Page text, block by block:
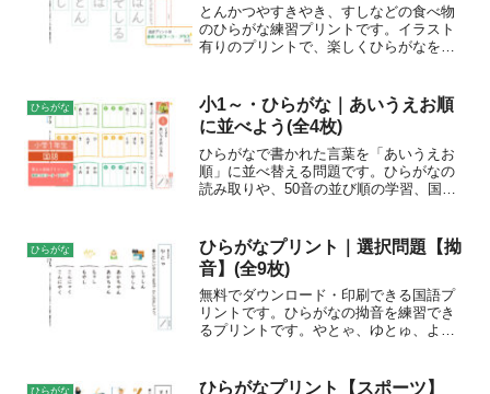
とんかつやすきやき、すしなどの食べ物
のひらがな練習プリントです。イラスト
有りのプリントで、楽しくひらがなをな
ひらがな
小1～・ひらがな｜あいうえお順
に並べよう(全4枚)
ひらがなで書かれた言葉を「あいうえお
順」に並べ替える問題です。ひらがなの
読み取りや、50音の並び順の学習、国語
ひらがな
ひらがなプリント｜選択問題【拗
音】(全9枚)
無料でダウンロード・印刷できる国語プ
リントです。ひらがなの拗音を練習でき
るプリントです。やとゃ、ゆとゅ、よと
紹介しています。プリントの特徴全問題
ひらがな ひらがなプリント【スポーツ】